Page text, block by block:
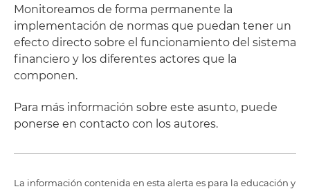
Monitoreamos de forma permanente la
implementación de normas que puedan tener un
efecto directo sobre el funcionamiento del sistema
financiero y los diferentes actores que la
componen.
Para más información sobre este asunto, puede
ponerse en contacto con los autores.
La información contenida en esta alerta es para la educación y